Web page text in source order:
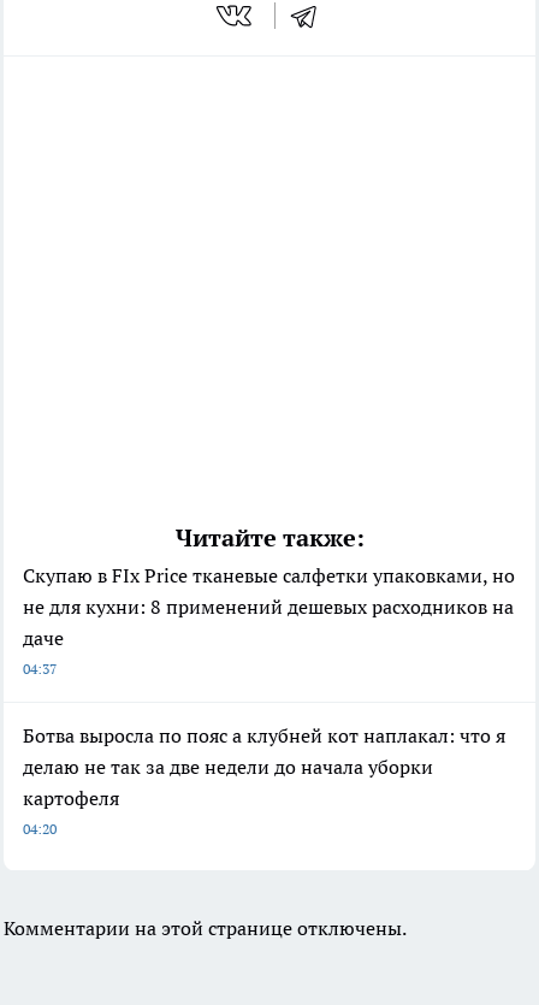
Читайте также:
Скупаю в FIx Price тканевые салфетки упаковками, но
не для кухни: 8 применений дешевых расходников на
даче
04:37
Ботва выросла по пояс а клубней кот наплакал: что я
делаю не так за две недели до начала уборки
картофеля
04:20
Комментарии на этой странице отключены.